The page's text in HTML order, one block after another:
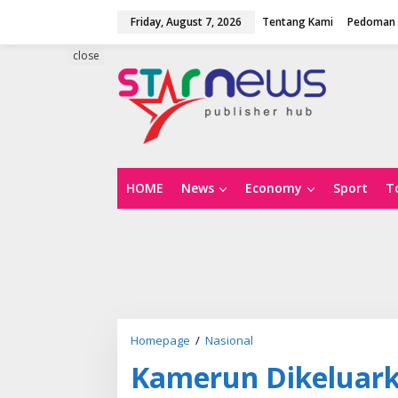
Friday, August 7, 2026 Tentang Kami Pedoman
HOME News Economy Sport
close
Homepage / Nasional
m
e
Kamerun